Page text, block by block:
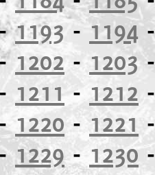
1193-1194
1202- 1203
- 1211- 1212
1220- 1221
1229- 1230